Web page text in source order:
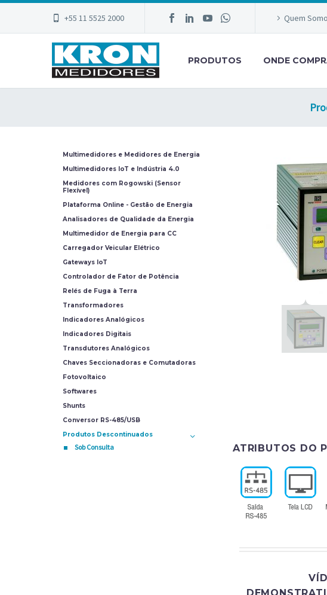
+55 11 5525 2000 Quem
PRODUTOS ONDE
ATRIBUTOS DO
Multimedidores e Medidores de Energia
Multimedidores IoT e Indústria 4.0
Medidores com Rogowski (Sensor
Flexível)
Plataforma Online - Gestão de Energia
Analisadores de Qualidade da Energia
Multimedidor de Energia para CC
Carregador Veicular Elétrico
Gateways IoT
Controlador de Fator de Potência
Relés de Fuga à Terra
Transformadores
Indicadores Analógicos
Indicadores Digitais
Transdutores Analógicos
Chaves Seccionadoras e Comutadoras
Fotovoltaico
Softwares
Shunts
Conversor RS-485/USB
Produtos Descontinuados
Sob Consulta